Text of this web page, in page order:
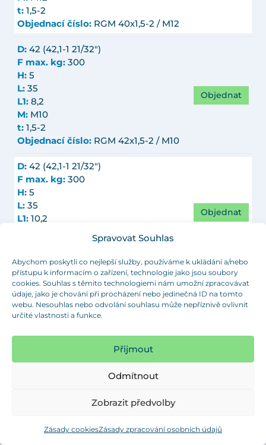
Spravovat Souhlas
Abychom poskytli co nejlepší služby, používáme k ukládání a/nebo
přístupu k informacím o zařízení, technologie jako jsou soubory
cookies. Souhlas s těmito technologiemi nám umožní zpracovávat
údaje, jako je chování při procházení nebo jedinečná ID na tomto
webu. Nesouhlas nebo odvolání souhlasu může nepříznivě ovlivnit
určité vlastnosti a funkce.
Přijmout
Odmítnout
Zobrazit předvolby
Zásady cookiesZásady zpracování osobních údajů
t: 1,5-2
Objednací číslo: RGM 40x1,5-2 / M12
D: 42 (42,1-1 21/32")
F max. kg: 300
H: 5
L: 35
L1: 8,2
M: M10
t: 1,5-2
Objednací číslo: RGM 42x1,5-2 / M10
Objednat
D: 42 (42,1-1 21/32")
F max. kg: 300
H: 5
L: 35
L1: 10,2
Objednací číslo: RGM 42x1,5-2 / M12
Objednat
D: 45 (44,8-1 49/64")
F max. kg: 300
H: 5
L1: 8,2
t: 1,5-2
RGM 45x1,5-2 / M8
45 (44,8-1 49/64")